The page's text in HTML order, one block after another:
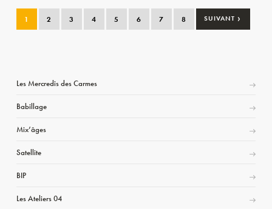
1 2 3 4 5 6 7 8 SUIVANT ›
Les Mercredis des Carmes
Babillage
Mix’âges
Satellite
BIP
Les Ateliers 04